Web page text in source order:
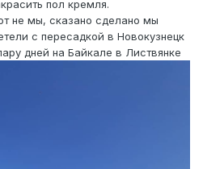
пол кремля.
не мы, сказано сделано мы
с пересадкой в Новокузнецк
дней на Байкале в Листвянке